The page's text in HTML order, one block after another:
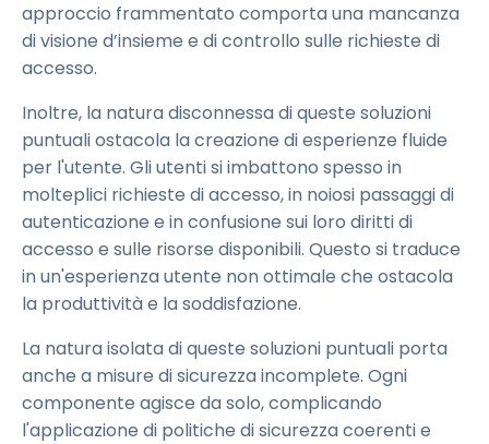
approccio frammentato comporta una mancanza
di visione d’insieme e di controllo sulle richieste di
accesso.
Inoltre, la natura disconnessa di queste soluzioni
puntuali ostacola la creazione di esperienze fluide
per l'utente. Gli utenti si imbattono spesso in
molteplici richieste di accesso, in noiosi passaggi di
autenticazione e in confusione sui loro diritti di
accesso e sulle risorse disponibili. Questo si traduce
in un'esperienza utente non ottimale che ostacola
la produttività e la soddisfazione.
La natura isolata di queste soluzioni puntuali porta
anche a misure di sicurezza incomplete. Ogni
componente agisce da solo, complicando
l'applicazione di politiche di sicurezza coerenti e